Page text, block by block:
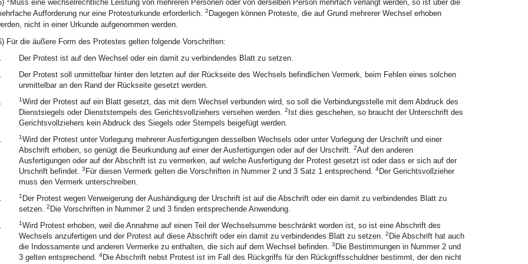
Muss eine wechselrechtliche Leistung von mehreren Personen oder von derselben Person mehrfach verlangt werden, so ist über die
Aufforderung nur eine Protesturkunde erforderlich. 2 Dagegen können Proteste, die auf Grund mehrerer Wechsel erhoben
nicht in einer Urkunde aufgenommen werden.
Für die äußere Form des Protestes gelten folgende Vorschriften:
Der Protest ist auf den Wechsel oder ein damit zu verbindendes Blatt zu setzen.
Der Protest soll unmittelbar hinter den letzten auf der Rückseite des Wechsels befindlichen Vermerk, beim Fehlen eines solchen
unmittelbar an den Rand der Rückseite gesetzt werden.
1Wird der Protest auf ein Blatt gesetzt, das mit dem Wechsel verbunden wird, so soll die Verbindungsstelle mit dem Abdruck des
Dienstsiegels oder Dienststempels des Gerichtsvollziehers versehen werden. 2 Ist dies geschehen, so braucht der Unterschrift des
Gerichtsvollziehers kein Abdruck des Siegels oder Stempels beigefügt werden.
1Wird der Protest unter Vorlegung mehrerer Ausfertigungen desselben Wechsels oder unter Vorlegung der Urschrift und einer
Abschrift erhoben, so genügt die Beurkundung auf einer der Ausfertigungen oder auf der Urschrift. 2Auf den anderen
Ausfertigungen oder auf der Abschrift ist zu vermerken, auf welche Ausfertigung der Protest gesetzt ist oder dass er sich auf der
Urschrift befindet. 3 Für diesen Vermerk gelten die Vorschriften in Nummer 2 und 3 Satz 1 entsprechend. 4Der Gerichtsvollzieher
muss den Vermerk unterschreiben.
1 Der Protest wegen Verweigerung der Aushändigung der Urschrift ist auf die Abschrift oder ein damit zu verbindendes Blatt zu
setzen. 2 Die Vorschriften in Nummer 2 und 3 finden entsprechende Anwendung.
1Wird Protest erhoben, weil die Annahme auf einen Teil der Wechselsumme beschränkt worden ist, so ist eine Abschrift des
Wechsels anzufertigen und der Protest auf diese Abschrift oder ein damit zu verbindendes Blatt zu setzen. 2 Die Abschrift hat auch
die Indossamente und anderen Vermerke zu enthalten, die sich auf dem Wechsel befinden. 3 Die Bestimmungen in Nummer 2 und
3 gelten entsprechend. 4Die Abschrift nebst Protest ist im Fall des Rückgriffs für den Rückgriffsschuldner bestimmt, der den nicht